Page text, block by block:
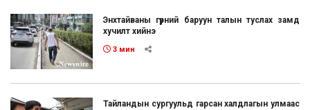
Энхтайваны гүүрний баруун талын туслах замд
хучилт хийнэ
3 мин
Тайландын сургуульд гарсан халдлагын улмаас